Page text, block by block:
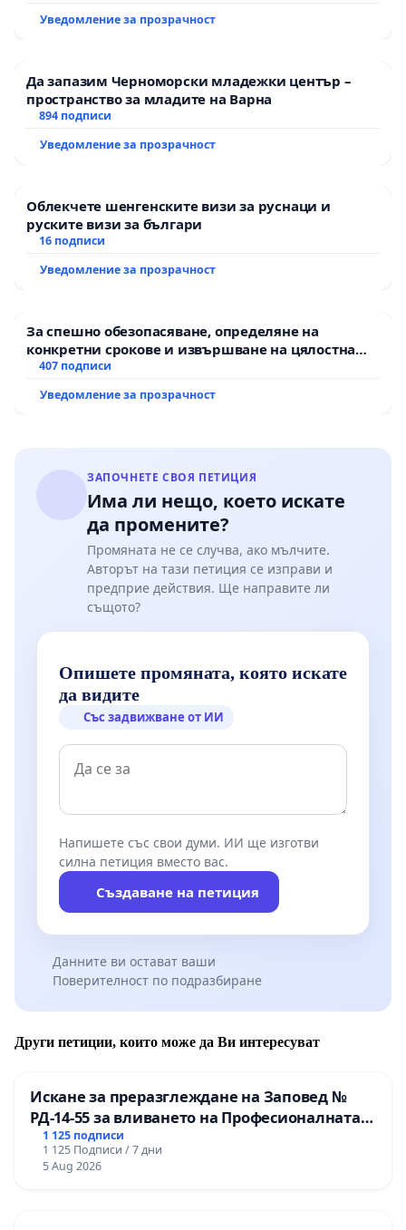
Уведомление за прозрачност
Да запазим Черноморски младежки център –
пространство за младите на Варна
894 подписи
Уведомление за прозрачност
Облекчете шенгенските визи за руснаци и
руските визи за българи
16 подписи
Уведомление за прозрачност
За спешно обезопасяване, определяне на
конкретни срокове и извършване на цялостна
рехабилитация на републиканския път между
Мирово - к.к. Момин проход
407 подписи
Уведомление за прозрачност
ЗАПОЧНЕТЕ СВОЯ ПЕТИЦИЯ
Има ли нещо, което искате
да промените?
Промяната не се случва, ако мълчите.
Авторът на тази петиция се изправи и
предприе действия. Ще направите ли
същото?
Опишете промяната, която искате
да видите
Със задвижване от ИИ
Напишете със свои думи. ИИ ще изготви
силна петиция вместо вас.
Създаване на петиция
Данните ви остават ваши
Поверителност по подразбиране
Други петиции, които може да Ви интересуват
Искане за преразглеждане на Заповед №
РД-14-55 за вливането на Професионалната
гимназия по промишлени технологии в
Професионалната гимназия по икономика и
мениджмънт – гр. Пазарджик
1 125 подписи
1 125 Подписи / 7 дни
5 Aug 2026